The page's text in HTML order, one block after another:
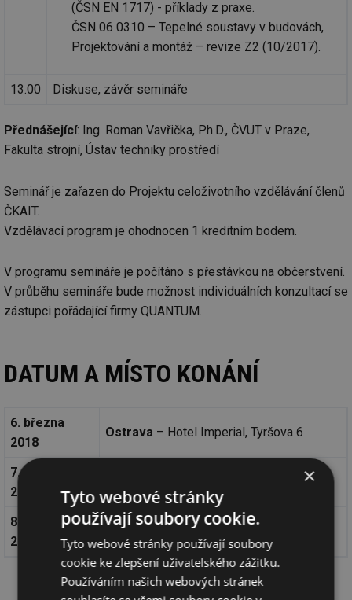
(ČSN EN 1717) - příklady z praxe.
ČSN 06 0310 – Tepelné soustavy v budovách,
Projektování a montáž – revize Z2 (10/2017).
13.00 Diskuse, závěr semináře
Přednášející: Ing. Roman Vavřička, Ph.D., ČVUT v Praze,
Fakulta strojní, Ústav techniky prostředí
Seminář je zařazen do Projektu celoživotního vzdělávání členů
ČKAIT.
Vzdělávací program je ohodnocen 1 kreditním bodem.
V programu semináře je počítáno s přestávkou na občerstvení.
V průběhu semináře bude možnost individuálních konzultací se
zástupci pořádající firmy QUANTUM.
DATUM A MÍSTO KONÁNÍ
6. března
2018
Ostrava – Hotel Imperial, Tyršova 6
7. března
2018
– Hotel Continental, Kounicova 6
8. března
2018
Praha– Masarykova kolej ČVUT,
Thákurova 1, Praha 6
×
Tyto webové stránky
používají soubory cookie.
Tyto webové stránky používají soubory
cookie ke zlepšení uživatelského zážitku.
Používáním našich webových stránek